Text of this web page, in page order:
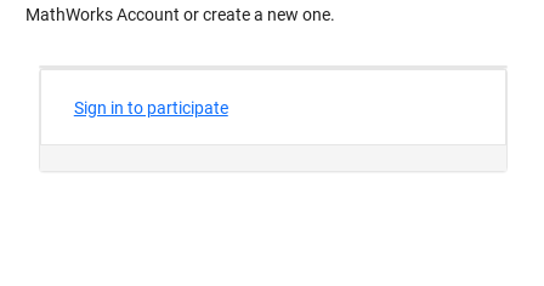
MathWorks Account or create a new one.